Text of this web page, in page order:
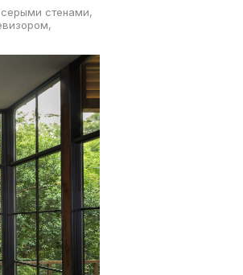
серыми стенами,